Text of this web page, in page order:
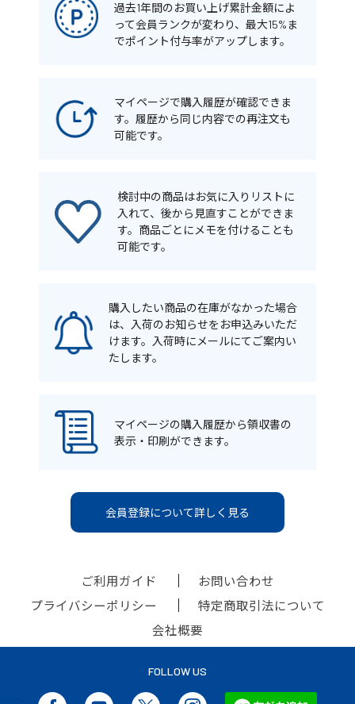
過去1年間のお買い上げ累計金額によ
って会員ランクが変わり、最大15%ま
でポイント付与率がアップします。
マイページで購入履歴が確認できま
す。履歴から同じ内容での再注文も
可能です。
検討中の商品はお気に入りリストに
入れて、後から見直すことができま
す。商品ごとにメモを付けることも
可能です。
購入したい商品の在庫がなかった場合
は、入荷のお知らせをお申込みいただ
けます。入荷時にメールにてご案内い
たします。
マイページの購入履歴から領収書の
表示・印刷ができます。
会員登録について詳しく見る
ご利用ガイド
お問い合わせ
プライバシーポリシー
特定商取引法について
会社概要
FOLLOW US